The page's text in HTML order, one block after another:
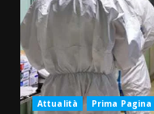
Attualità Prima Pagina